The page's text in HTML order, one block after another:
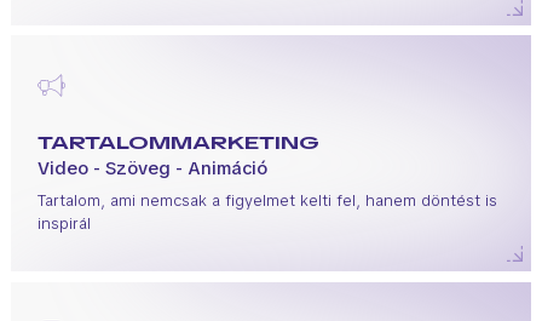
TARTALOMMARKETING
Video - Szöveg - Animáció
Tartalom, ami nemcsak a figyelmet kelti fel, hanem döntést is
inspirál